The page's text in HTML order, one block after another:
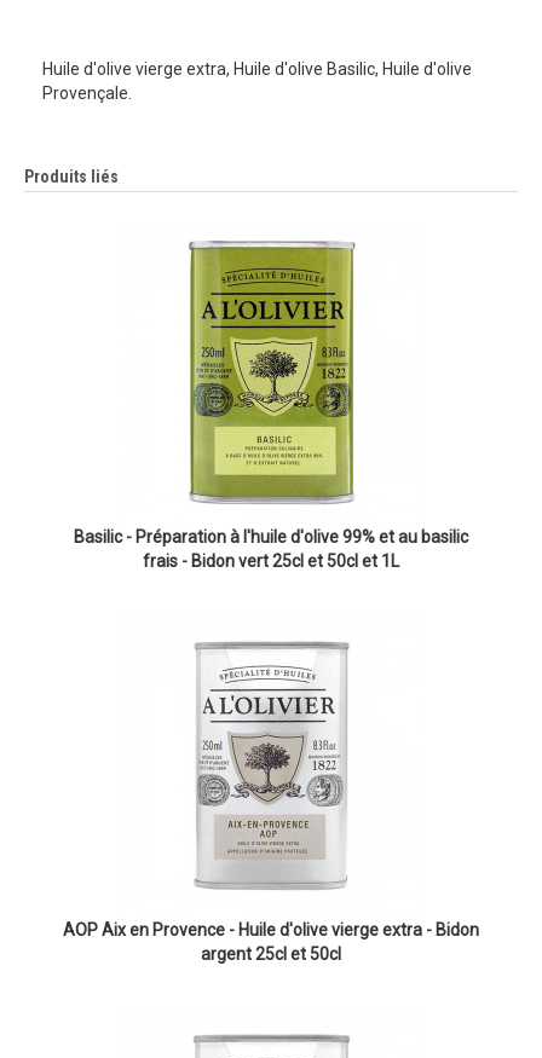
Huile d'olive vierge extra, Huile d'olive Basilic, Huile d'olive
Provençale.
Produits liés
Basilic - Préparation à l'huile d'olive 99% et au basilic
frais - Bidon vert 25cl et 50cl et 1L
AOP Aix en Provence - Huile d'olive vierge extra - Bidon
argent 25cl et 50cl